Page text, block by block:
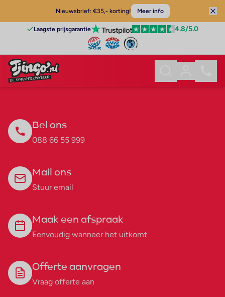
Nieuwsbrief: €35,- korting! Meer info
Laagste prijsgarantie 4.8/5.0
Bel ons
088 66 55 999
Mail ons
Stuur email
Maak een afspraak
Eenvoudig wanneer het uitkomt
Offerte aanvragen
Vraag offerte aan